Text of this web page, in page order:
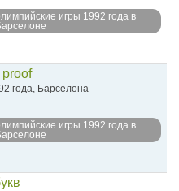
игры 1992 года в
proof
года, Барселона
игры 1992 года в